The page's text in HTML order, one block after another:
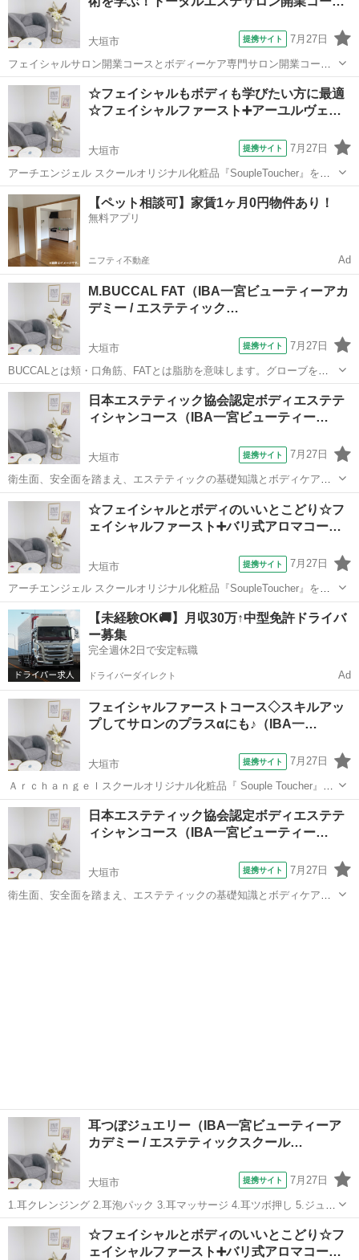
改善する方法は？など自分自身のケア法...
大垣市 提携サイト 7月27日
フェイシャルサロン開業コースとボディーケア専門サロン開業コース
の全てをトータルに 学べ、豊富なメニューでサロン開業を目指す方の
ためのコースです。 開業コースになりますので、 技術、座学、開業の
為の準備、開業後のサポート等、...
岐阜 大垣市 エステ
☆フェイシャルもボディも学びたい方に最適
☆フェイシャルファースト➕アーユルヴェ…
大垣市 提携サイト 7月27日
アーチエンジェル スクールオリジナル化粧品『SoupleToucher』を使
用したラグジュアリーフェイシャル トリートメントコース 60 分の知
識・技術が学べるコースです。 本物を望む女性のために出来上がった
オ ールハンドで...
岐阜 大垣市 エステ
【ペット相談可】家賃1ヶ月0円物件あり！
無料アプリ
ニフティ不動産 Ad
M.BUCCAL FAT（IBA一宮ビューティーアカ
デミー / エステティック…
大垣市 提携サイト 7月27日
BUCCALとは頬・口角筋、FATとは脂肪を意味します。グローブをつ
けた手で口の中や周辺の脂肪を専用のマッサージジェル『SOUPLR
TOUCHERモンシェアジェル&ビジューローション』を使用してマッサ
ージをします。顔面筋の...
岐阜 大垣市 エステ
日本エステティック協会認定ボディエステテ
ィシャンコース（IBA一宮ビューティー…
大垣市 提携サイト 7月27日
衛生面、安全面を踏まえ、エステティックの基礎知識とボディケアの
基礎を学びます。６０時間のカリキュラムに取り組み協会の受験資格
が得られます。８０問の試験に対し、７０％正解以上が合格とされま
すが、絶対合格を目指します。
岐阜 大垣市 エステ
☆フェイシャルとボディのいいとこどり☆フ
ェイシャルファースト➕バリ式アロマコー…
大垣市 提携サイト 7月27日
アーチエンジェル スクールオリジナル化粧品『SoupleToucher』を使
用したラグジュアリーフェイシャル トリートメントコース 60 分の知
識・技術が学べるコースです。 本物を望む女性のために出来上がった
オ ールハンドで...
岐阜 大垣市 エステ
【未経験OK🚚】月収30万↑中型免許ドライバ
ー募集
完全週休2日で安定転職
ドライバーダイレクト Ad
フェイシャルファーストコース◇スキルアッ
プしてサロンのプラスαにも♪（IBA一…
大垣市 提携サイト 7月27日
Ａｒｃｈａｎｇｅｌスクールオリジナル化粧品『 Souple Toucher』を
使用したラグジュアリーフェイシャルトリートメントコースの知識・
技術が学べるコースです。 本物を望む女性のために出来上がったオー
ルハンドで行う、優し...
岐阜 大垣市 エステ
日本エステティック協会認定ボディエステテ
ィシャンコース（IBA一宮ビューティー…
大垣市 提携サイト 7月27日
衛生面、安全面を踏まえ、エステティックの基礎知識とボディケアの
耳つぼジュエリー（IBA一宮ビューティーア
カデミー / エステティックスクール…
大垣市 提携サイト 7月27日
1.耳クレンジング 2.耳泡パック 3.耳マッサージ 4.耳ツボ押し 5.ジュエ
リー貼り 以上を施術コースににするための座学と施術を学びます。 ジ
ュエリー作りをして持ち帰れます。ペア講習の場合にはお互いに施術
を体験しながら...
岐阜 大垣市 エステ
☆フェイシャルとボディのいいとこどり☆フ
ェイシャルファースト➕バリ式アロマコー…